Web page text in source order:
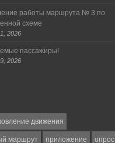
работы маршрута № 3 по
схеме
2026
пассажиры!
2026
движения
маршрут приложение опрос